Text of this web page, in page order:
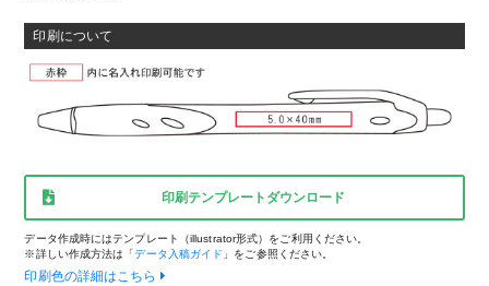
印刷について
印刷テンプレートダウンロード
データ作成時にはテンプレート（illustrator形式）をご利用ください。
※詳しい作成方法は「データ入稿ガイド 」をご参照ください。
印刷色の詳細はこちら